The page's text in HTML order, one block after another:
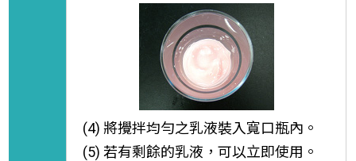
(4) 將攪拌均勻之乳液裝入寬口瓶內。
(5) 若有剩餘的乳液，可以立即使用。